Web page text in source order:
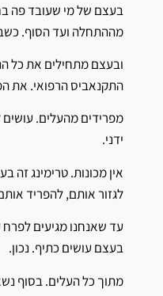
בעצם של מי שעובד פה
מההתחלה ועד הסוף.
ובעצם מתחילים את כל
התקנאביס הרפואי. את
מפרידים מהעלים. עושים
ידני.
אין מכונות. טרימינג
לגזור אותם, להפריד
עד שאנחנו מגיעים
בעצם עושים כתיף. נכון.
מתוך כל העלים. בסוף